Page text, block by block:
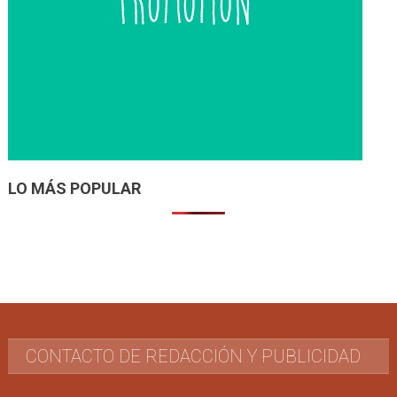
LO MÁS POPULAR
CONTACTO DE REDACCIÓN Y PUBLICIDAD